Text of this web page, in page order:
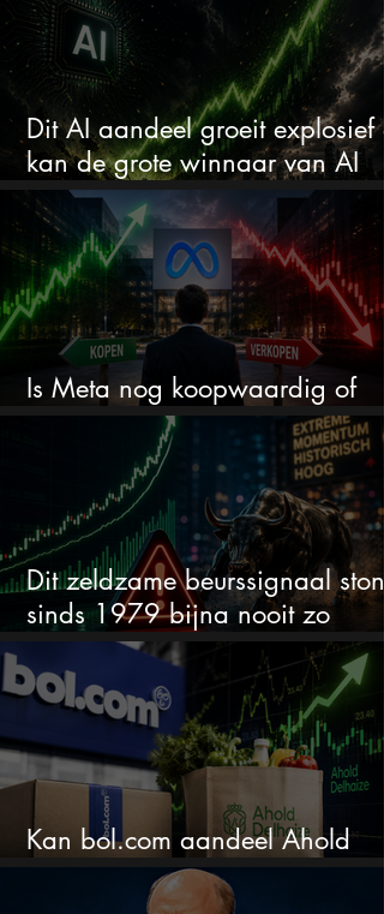
Dit AI aandeel groeit explosief
kan de grote winnaar van AI
worden
Is Meta nog koopwaardig of
wordt het tijd om te verkopen?
Dit zeldzame beurssignaal stond
sinds 1979 bijna nooit zo
extreem
Kan bol.com aandeel Ahold
nieuw leven inblazen?